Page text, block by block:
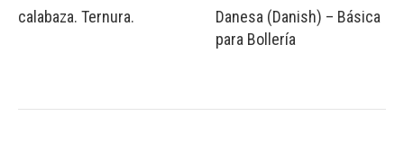
calabaza. Ternura.
Danesa (Danish) – Básica
para Bollería